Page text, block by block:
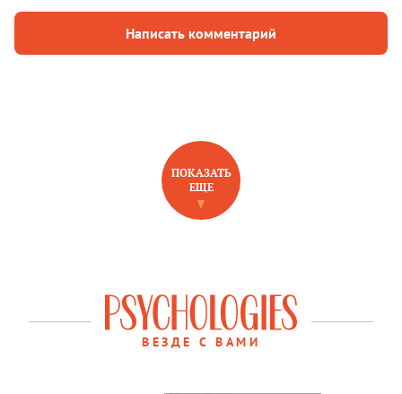
Написать комментарий
НОВОЕ НА САЙТЕ
ПОКАЗАТЬ
ЕЩЕ
ВЕЗДЕ С ВАМИ